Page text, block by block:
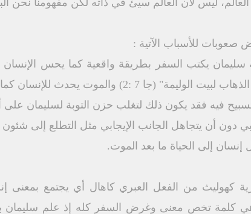
العالم، ليس لأن العالم سيئ في ذاته لكن مفهومنا
للأسباب الآتية :
سليمان يكتب السفر بطريقة واقعية كما يحس الإنسان
والموت يحدث للإنسان كما للبهيمة (جا3: 19).
فيه فقد يكون ذلك لتغلب حزن التوبة لسليمان على
دون أن يتجاهل الجانب الإيجابي مثل التطلع إلى شئون
إلى الحياة ما بعد الموت.
كهوليث من الفعل العبري كاهال أي يجتمع بمعنى
كلمة تخص معنى وغرض السفر كله إذ علم سليمان